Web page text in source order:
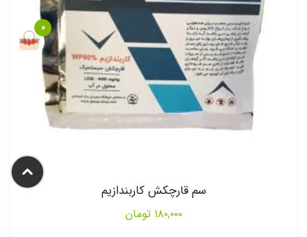
سم قارچکش کاربندازیم
۱۸۰,۰۰۰ تومان
0